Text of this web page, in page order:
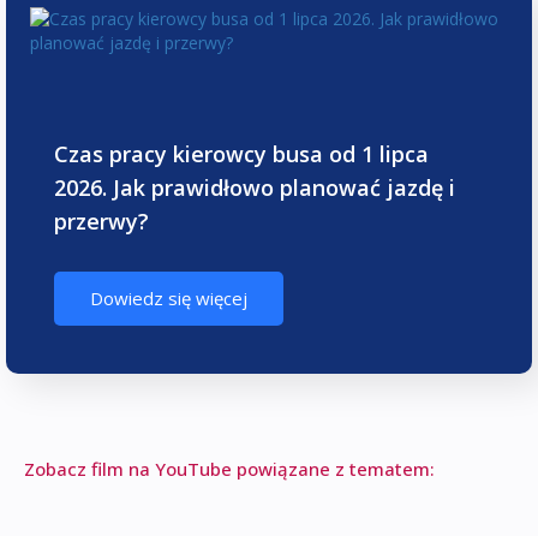
Czas pracy kierowcy busa od 1 lipca
2026. Jak prawidłowo planować jazdę i
przerwy?
Dowiedz się więcej
Zobacz film na YouTube powiązane z tematem: